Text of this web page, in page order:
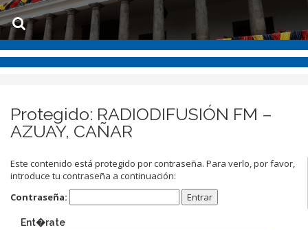
Protegido: RADIODIFUSIÓN FM –
AZUAY, CAÑAR
Este contenido está protegido por contraseña. Para verlo, por favor,
introduce tu contraseña a continuación:
Contraseña:
Ent�rate